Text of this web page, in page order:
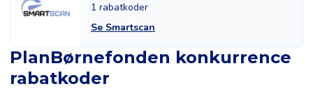
1 rabatkoder
Se Smartscan
PlanBørnefonden konkurrence
rabatkoder